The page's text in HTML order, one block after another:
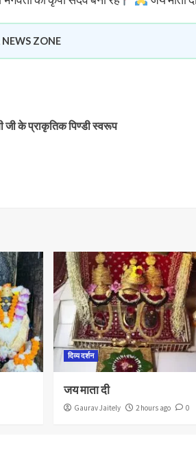
NEWS ZONE
जी के प्राकृतिक पिण्डी स्वरूप
दिव्य दर्शन
जय माता दी
Gaurav Jaitely 2 hours ago 0